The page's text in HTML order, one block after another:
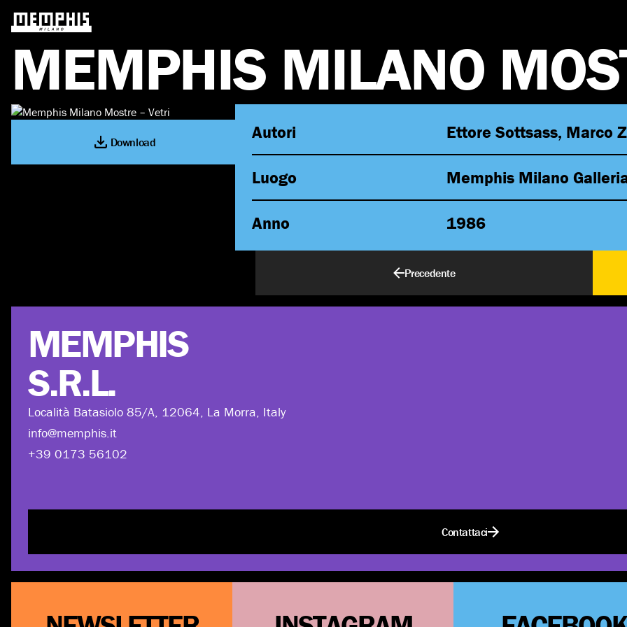
MEMPHIS MILANO MOS
Download Autori Ettore Sottsass, Marco
Luogo Memphis Milano
Anno 1986
Precedente
MEMPHIS
S.R.L.
Località Batasiolo 85/A, 12064, La Morra, Italy
info@memphis.it
+39 0173 56102
Contattaci